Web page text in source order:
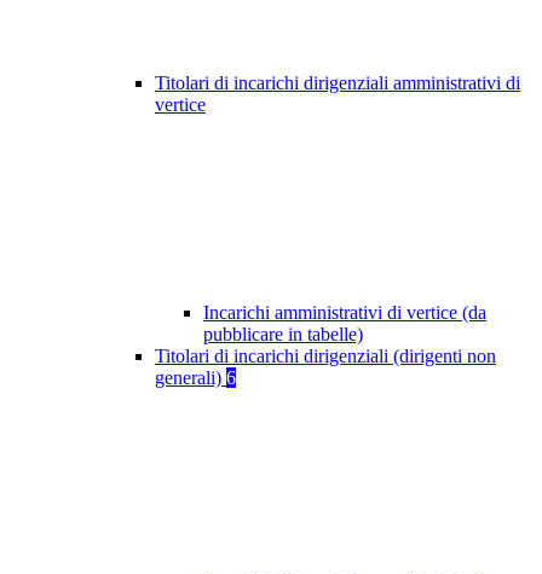
Titolari di incarichi dirigenziali amministrativi di
vertice
Incarichi amministrativi di vertice (da
pubblicare in tabelle)
Titolari di incarichi dirigenziali (dirigenti non
generali) 6